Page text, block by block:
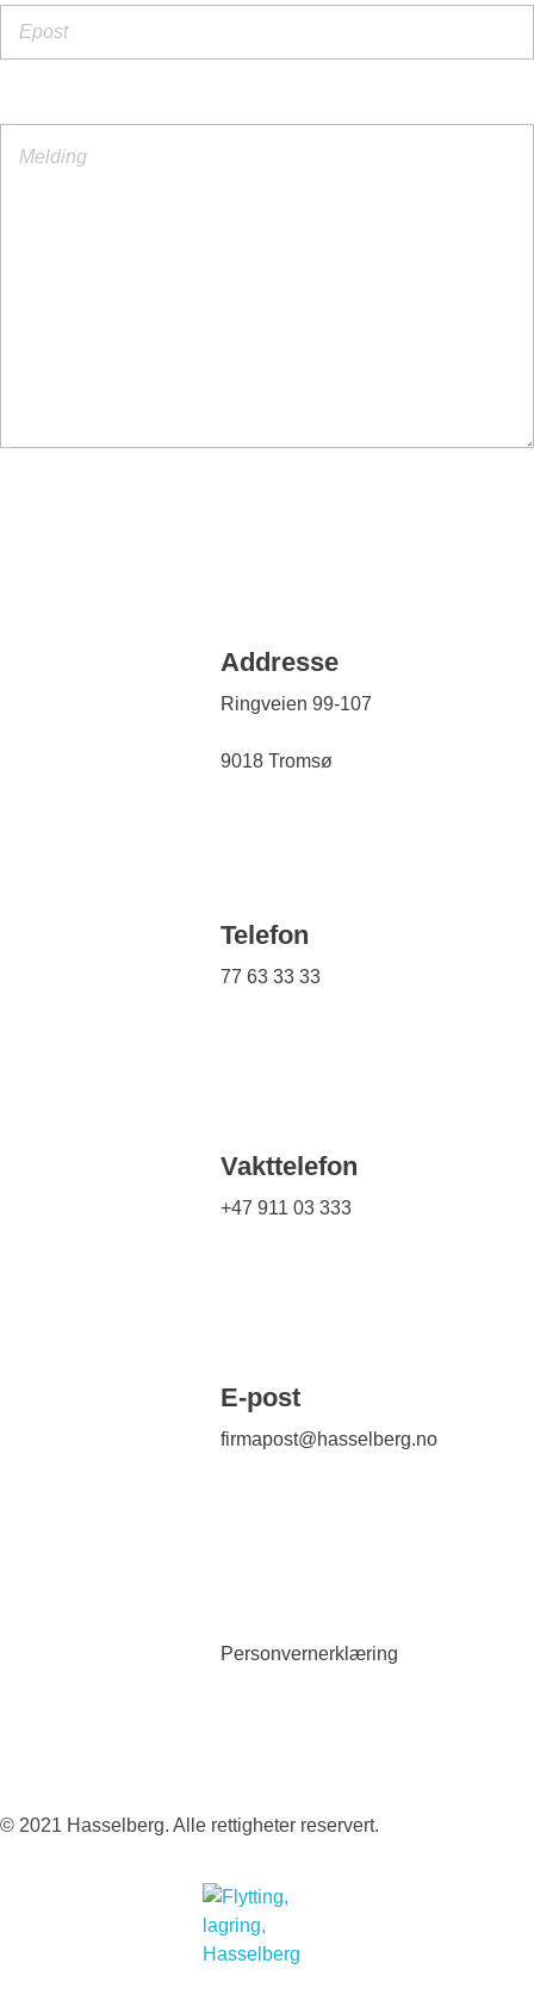
Addresse
Ringveien 99-107
9018 Tromsø
Telefon
77 63 33 33
Vakttelefon
+47 911 03 333
E-post
firmapost@hasselberg.no
Personvernerklæring
© 2021 Hasselberg. Alle rettigheter reservert.